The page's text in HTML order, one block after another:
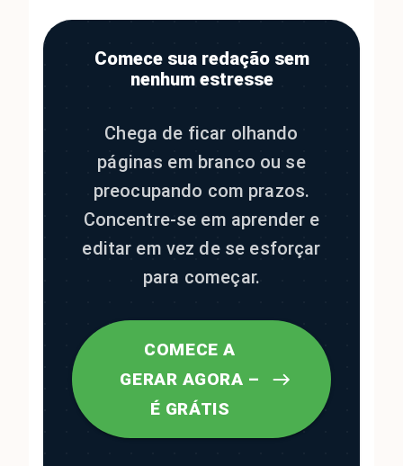
Comece sua redação sem
nenhum estresse
Chega de ficar olhando
páginas em branco ou se
preocupando com prazos.
Concentre-se em aprender e
editar em vez de se esforçar
para começar.
COMECE A
GERAR AGORA –
É GRÁTIS